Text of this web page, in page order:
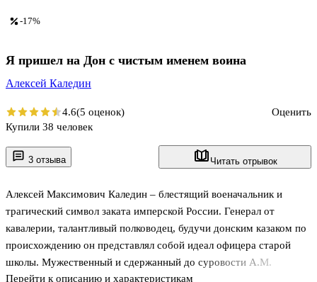
3 отзыва Читать отрывок
Алексей Максимович Каледин – блестящий военачальник и
трагический символ заката имперской России. Генерал от
кавалерии, талантливый полководец, будучи донским казаком по
происхождению он представлял собой идеал офицера старой
школы. Мужественный и сдержанный до суровости А.М.
Каледин посвятил всю свою жизнь исполнению воинского долга
Перейти к описанию и характеристикам
-17%
Я пришел на Дон с чистым именем воина
Алексей Каледин
4.6(5 оценок)
Оценить
Купили 38 человек